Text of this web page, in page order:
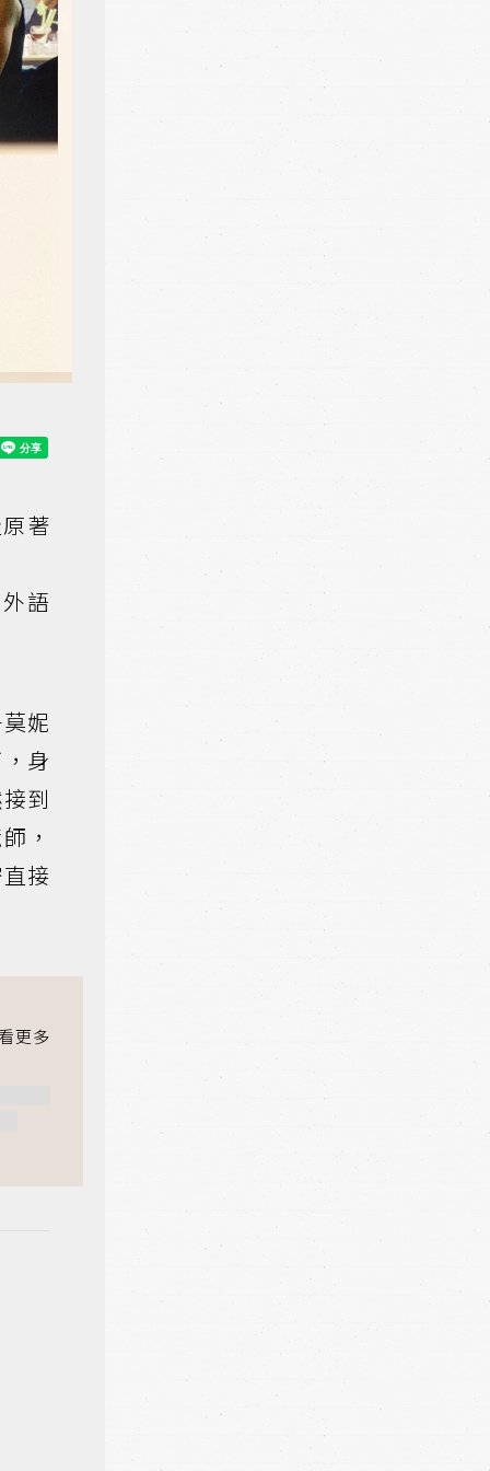
著
語
妮
身
到
，
接